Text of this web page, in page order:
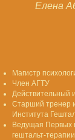
Елена
Магистр
Член АГТУ
Действительный
Старший тренер
Института
Ведущая Первых
гештальт-